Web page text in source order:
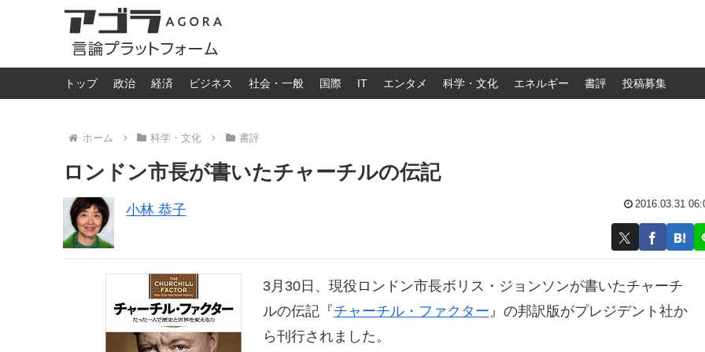
トップ 政治 経済 ビジネス 社会・一般 国際 IT エンタメ 科学・文化 エネルギー 書評 投稿募集
ホーム 科学・文化 書評
ロンドン市長が書いたチャーチルの伝記
小林 恭子 2016.03.31
3月30日、現役ロンドン市長ボリス・ジョンソンが書いたチャーチ
ルの伝記『チャーチル・ファクター 』の邦訳版がプレジデント社か
ら刊行されました。